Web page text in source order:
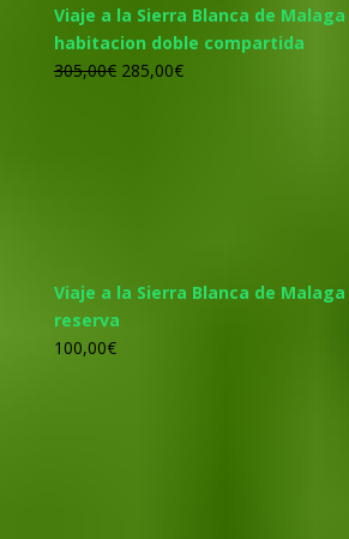
Viaje a la Sierra Blanca de Malaga
habitacion doble compartida
305,00€ El
285,00€El
Viaje a la Sierra Blanca de
reserva
100,00€